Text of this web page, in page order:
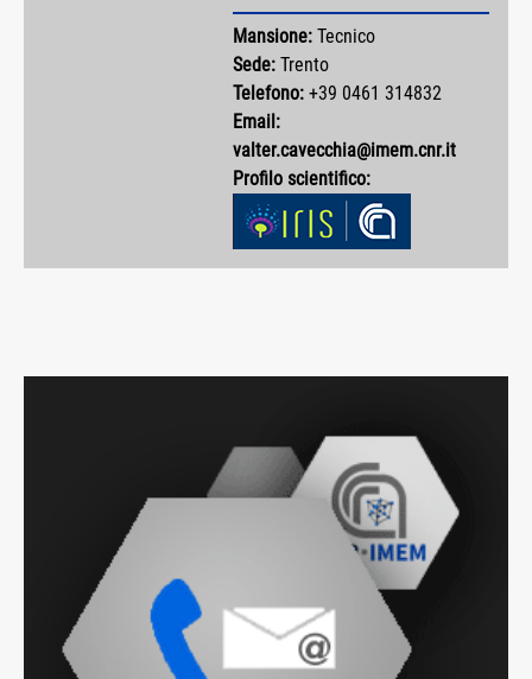
Mansione: Tecnico
Sede: Trento
Telefono: +39 0461 314832
Email:
valter.cavecchia@imem.cnr.it
Profilo scientifico: